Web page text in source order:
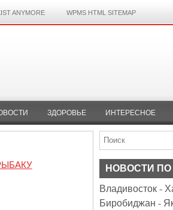
ANYMORE WPMS HTML SITEMAP
ЗДОРОВЬЕ ИНТЕРЕСНОЕ
НОВОСТИ
Владивосток-
Биробиджан -